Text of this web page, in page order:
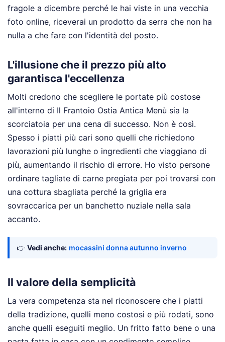
fragole a dicembre perché le hai viste in una vecchia
foto online, riceverai un prodotto da serra che non ha
nulla a che fare con l'identità del posto.
L'illusione che il prezzo più alto
garantisca l'eccellenza
Molti credono che scegliere le portate più costose
all'interno di Il Frantoio Ostia Antica Menù sia la
scorciatoia per una cena di successo. Non è così.
Spesso i piatti più cari sono quelli che richiedono
lavorazioni più lunghe o ingredienti che viaggiano di
più, aumentando il rischio di errore. Ho visto persone
ordinare tagliate di carne pregiata per poi trovarsi con
una cottura sbagliata perché la griglia era
sovraccarica per un banchetto nuziale nella sala
accanto.
👉 Vedi anche: mocassini donna autunno inverno
Il valore della semplicità
La vera competenza sta nel riconoscere che i piatti
della tradizione, quelli meno costosi e più rodati, sono
anche quelli eseguiti meglio. Un fritto fatto bene o una